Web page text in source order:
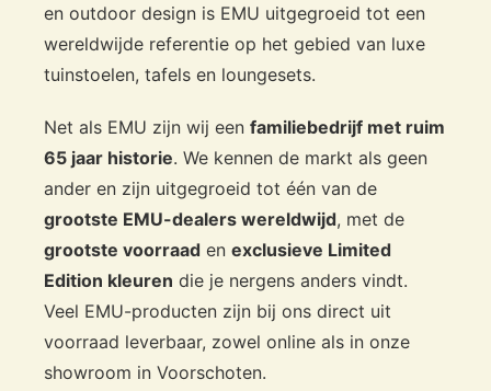
en outdoor design is EMU uitgegroeid tot een
wereldwijde referentie op het gebied van luxe
tuinstoelen, tafels en loungesets.
Net als EMU zijn wij een familiebedrijf met ruim
65 jaar historie. We kennen de markt als geen
ander en zijn uitgegroeid tot één van de
grootste EMU-dealers wereldwijd, met de
grootste voorraad en exclusieve Limited
Edition kleuren die je nergens anders vindt.
Veel EMU-producten zijn bij ons direct uit
voorraad leverbaar, zowel online als in onze
showroom in Voorschoten.